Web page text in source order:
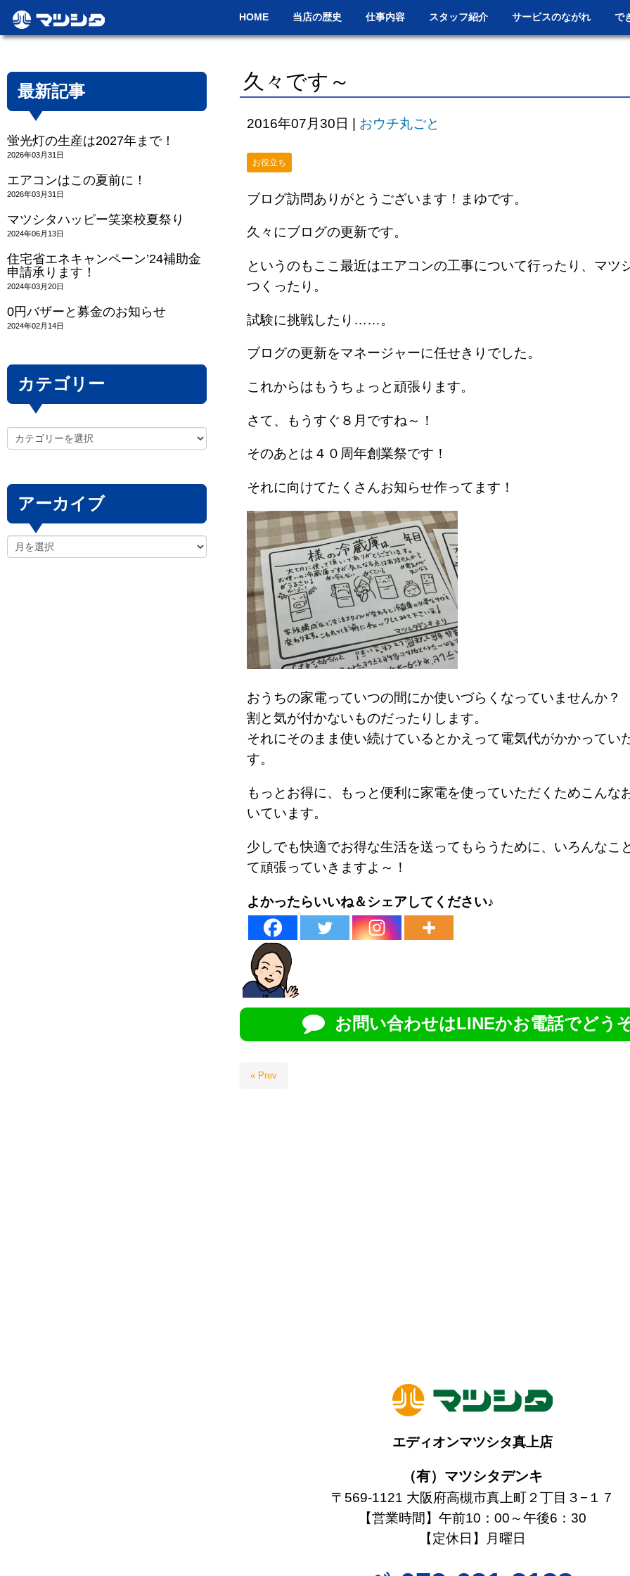
HOME 当店の歴史 仕事内容 スタッフ紹介 サービスのながれ で
久々です～
2016年07月30日 おウチ丸ごと
お役立ち
ブログ訪問ありがとうございます！まゆです。
久々にブログの更新です。
というのもここ最近はエアコンの工事について行ったり、マツ
つくったり。
試験に挑戦したり……。
ブログの更新をマネージャーに任せきりでした。
これからはもうちょっと頑張ります。
さて、もうすぐ８月ですね～！
そのあとは４０周年創業祭です！
それに向けてたくさんお知らせ作ってます！
おうちの家電っていつの間にか使いづらくなっていませんか？
割と気が付かないものだったりします。
それにそのまま使い続けているとかえって電気代がかかってい
す。
もっとお得に、もっと便利に家電を使っていただくためこんな
いています。
少しでも快適でお得な生活を送ってもらうために、いろんなこ
て頑張っていきますよ～！
よかったらいいね＆シェアしてください♪
お問い合わせはLINEかお電話でどう
« Prev
最新記事
蛍光灯の生産は2027年まで！
2026年03月31日
エアコンはこの夏前に！
2026年03月31日
マツシタハッピー笑楽校夏祭り
2024年06月13日
住宅省エネキャンペーン’24補助金
申請承ります！
2024年03月20日
0円バザーと募金のお知らせ
2024年02月14日
カテゴリー
アーカイブ
エディオンマツシタ真上店
（有）マツシタデンキ
〒569-1121 大阪府高槻市真上町２丁目３−１７
【営業時間】午前10：00～午後6：30
【定休日】月曜日